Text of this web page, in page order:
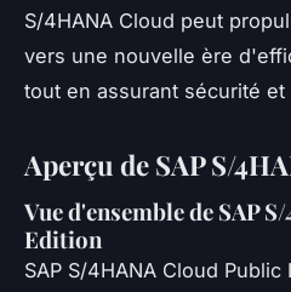
S/4HANA Cloud peut
vers une nouvelle ère
tout en assurant sécurité
Aperçu de SAP S/
Vue d'ensemble de SAP
Edition
SAP S/4HANA Cloud